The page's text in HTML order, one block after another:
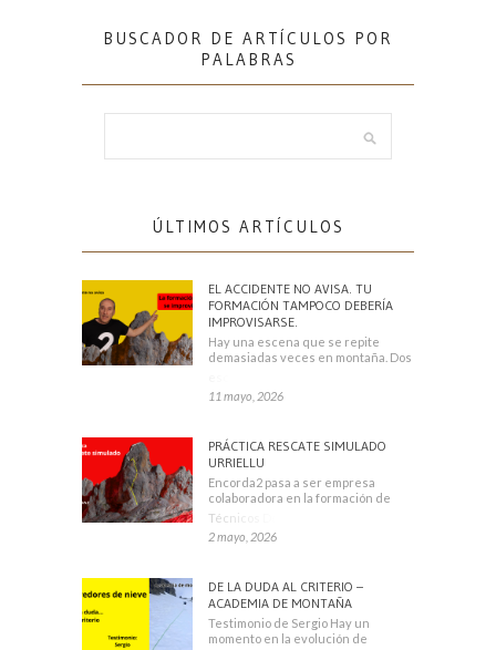
BUSCADOR DE ARTÍCULOS POR
PALABRAS
ÚLTIMOS ARTÍCULOS
EL ACCIDENTE NO AVISA. TU
FORMACIÓN TAMPOCO DEBERÍA
IMPROVISARSE.
Hay una escena que se repite
demasiadas veces en montaña. Dos
11 mayo, 2026
PRÁCTICA RESCATE SIMULADO
URRIELLU
Encorda2 pasa a ser empresa
colaboradora en la formación de
Técnicos Deportivos
2 mayo, 2026
DE LA DUDA AL CRITERIO –
ACADEMIA DE MONTAÑA
Testimonio de Sergio Hay un
momento en la evolución de